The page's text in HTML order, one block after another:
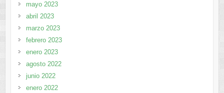
mayo 2023
abril 2023
marzo 2023
febrero 2023
enero 2023
agosto 2022
junio 2022
enero 2022